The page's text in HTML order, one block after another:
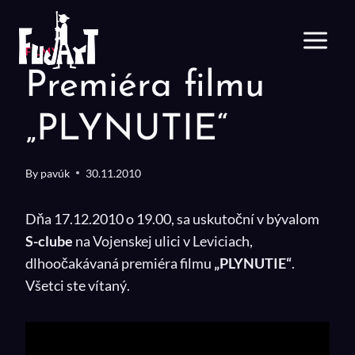
content
FILMY
Premiéra filmu
„PLYNUTIE“
By pavúk 30.11.2010
Dňa 17.12.2010 o 19.00, sa uskutoční v bývalom
S-clube na Vojenskej ulici v Leviciach,
dlhoočakávaná premiéra filmu „PLYNUTIE“.
Všetci ste vítaný.